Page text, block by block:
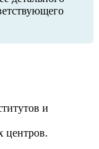
и
центров.